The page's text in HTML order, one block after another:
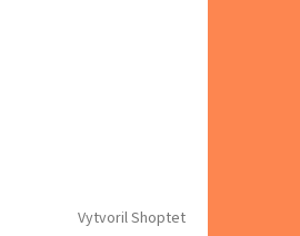
Vytvoril Shoptet